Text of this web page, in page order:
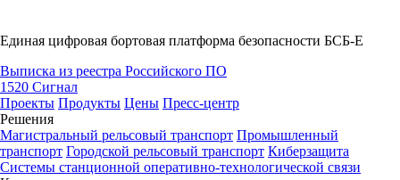
Единая цифровая бортовая платформа безопасности БСБ-Е
Выписка из реестра Российского ПО
1520 Сигнал
Проекты Продукты Цены Пресс-центр
Решения
Магистральный рельсовый транспорт Промышленный
транспорт Городской рельсовый транспорт Киберзащита
Системы станционной оперативно-технологической связи